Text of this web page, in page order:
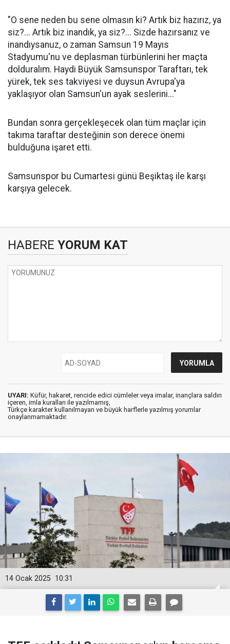
"O sene neden bu sene olmasın ki? Artık biz hazırız, ya
siz?... Artık biz inandık, ya siz?... Sizde hazırsanız ve
inandıysanuz, o zaman Samsun 19 Mayıs
Stadyumu'nu ve deplasman türbünlerini her maçta
dolduralım. Haydi Büyük Samsunspor Taraftarı, tek
yürek, tek ses takviyesi ve duysun Avrupa'ya
yaklaşıyor olan Samsun'un ayak seslerini..."
Bundan sonra gerçekleşecek olan tüm maçlar için
takıma taraftar desteğinin son derece önemi
bulduğuna işaret etti.
Samsunspor bu Cumartesi günü Beşiktaş ile karşı
karşıya gelecek.
HABERE YORUM KAT
UYARI: Küfür, hakaret, rencide edici cümleler veya imalar, inançlara saldırı
içeren, imla kuralları ile yazılmamış,
Türkçe karakter kullanılmayan ve büyük harflerle yazılmış yorumlar
onaylanmamaktadır.
10:31
14 Ocak 2025